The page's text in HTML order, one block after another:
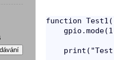
function
gpio.mode(1,
print("Test